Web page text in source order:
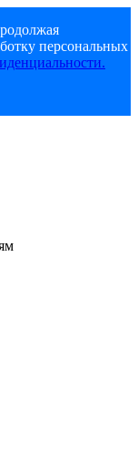
персональных